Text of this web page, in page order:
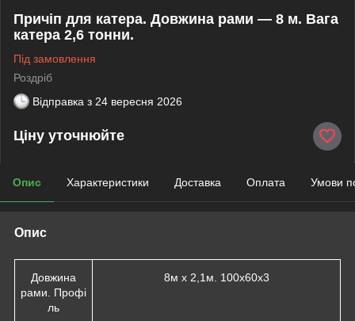
Причіп для катера. Довжина рами — 8 м. Вага
катера 2,6 тонни.
Під замовлення
Роздріб
Відправка з 24 вересня 2026
Ціну уточнюйте
Опис Характеристики Доставка Оплата Умови
Опис
Довжина
рами. Профі
ль
8м х 2,1м. 100х60х3